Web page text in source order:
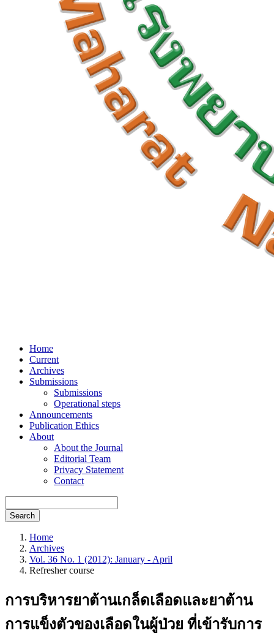
Home
Current
Archives
Submissions
Submissions
Operational steps
Announcements
Publication Ethics
About
About the Journal
Editorial Team
Privacy Statement
Contact
Search
Home
Archives
Vol. 36 No. 1 (2012): January - April
Refresher course
การบริหารยาต้านเกล็ดเลือดและยาต้าน
การแข็งตัวของเลือดในผู้ป่วย ที่เข้ารับการ